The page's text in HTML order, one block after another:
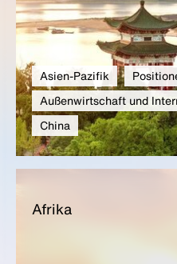
der deutschen Industrie.
Asien-Pazifik
Außenwirtschaft und
China
Afri­ka